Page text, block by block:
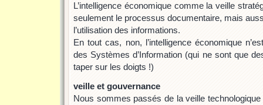
L’intelligence économique comme la veille
seulement le processus documentaire, mais
l’utilisation des informations.
En tout cas, non, l’intelligence économique
des Systèmes d’Information (qui ne sont que
taper sur les doigts !)
veille et gouvernance
Nous sommes passés de la veille